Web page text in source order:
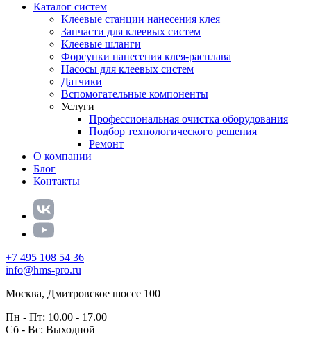
Каталог систем
Клеевые станции нанесения клея
Запчасти для клеевых систем
Клеевые шланги
Форсунки нанесения клея-расплава
Насосы для клеевых систем
Датчики
Вспомогательные компоненты
Услуги
Профессиональная очистка оборудования
Подбор технологического решения
Ремонт
О компании
Блог
Контакты
+7 495 108 54 36
info@hms-pro.ru
Москва, Дмитровское шоссе 100
Пн - Пт: 10.00 - 17.00
Сб - Вс: Выходной